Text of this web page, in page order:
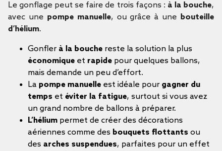
Le gonflage peut se faire de trois façons : à la bouche,
avec une pompe manuelle, ou grâce à une bouteille
d’hélium.
Gonfler à la bouche reste la solution la plus
économique et rapide pour quelques ballons,
mais demande un peu d’effort.
La pompe manuelle est idéale pour gagner du
temps et éviter la fatigue, surtout si vous avez
un grand nombre de ballons à préparer.
L’hélium permet de créer des décorations
aériennes comme des bouquets flottants ou
des arches suspendues, parfaites pour un effet